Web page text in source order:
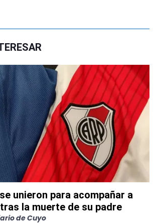
unieron para acompañar a
la muerte de su padre
de Cuyo